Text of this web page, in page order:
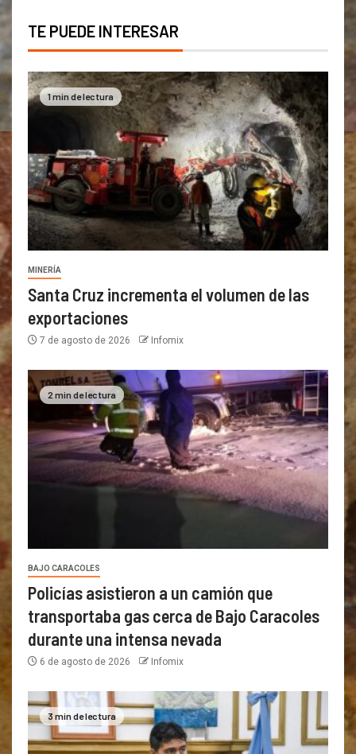
TE PUEDE INTERESAR
1 min de lectura
MINERÍA
Santa Cruz incrementa el volumen de las
exportaciones
7 de agosto de 2026 Infomix
2 min de lectura
BAJO CARACOLES
Policías asistieron a un camión que
transportaba gas cerca de Bajo Caracoles
durante una intensa nevada
6 de agosto de 2026 Infomix
3 min de lectura